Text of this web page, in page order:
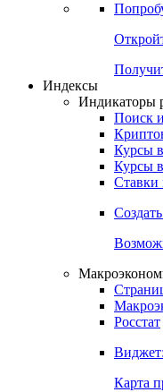
Индексы
Индикаторы
Поиск
Курсы
Курсы
Ставки
Росстат
Виджет:
Карта